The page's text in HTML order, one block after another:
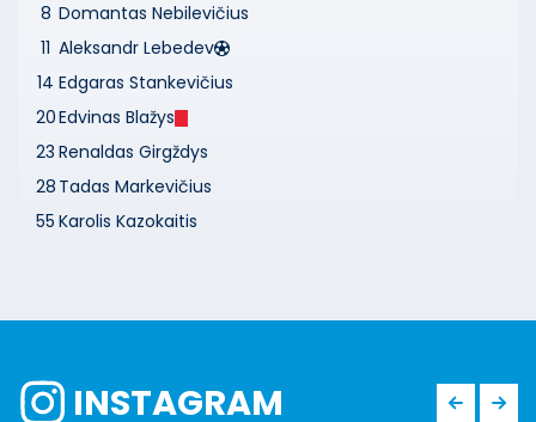
8 Domantas Nebilevičius
11 Aleksandr Lebedev
14 Edgaras Stankevičius
20Edvinas Blažys
23 Renaldas Girgždys
28 Tadas Markevičius
55 Karolis Kazokaitis
INSTAGRAM